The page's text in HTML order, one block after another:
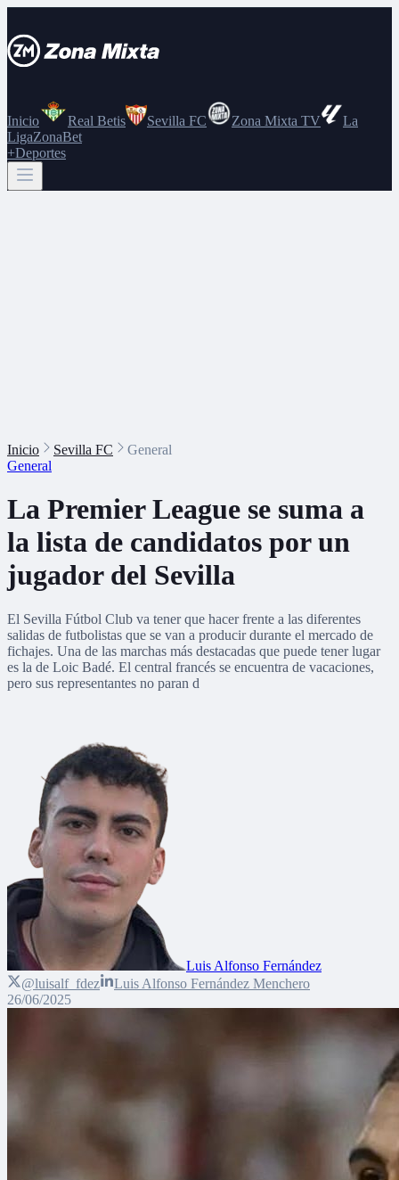
Inicio Real Betis Sevilla FC Zona Mixta TV
La
LigaZonaBet
+Deportes
Inicio Sevilla FC
General
General
La Premier League se suma a
la lista de candidatos por un
jugador del Sevilla
El Sevilla Fútbol Club va tener que hacer frente a las diferentes
salidas de futbolistas que se van a producir durante el mercado de
fichajes. Una de las marchas más destacadas que puede tener lugar
es la de Loic Badé. El central francés se encuentra de vacaciones,
pero sus representantes no paran d
Luis Alfonso Fernández
@luisalf_fdez
Luis Alfonso Fernández Menchero
26/06/2025